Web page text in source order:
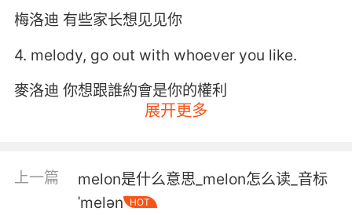
梅洛迪 有些家长想见见你
4. melody, go out with whoever you like.
麥洛迪 你想跟誰約會是你的權利
他喜欢让他自己的声音成为主旋律
展开更多
上一篇
melon是什么意思_melon怎么读_音标
ˈmelən
HOT